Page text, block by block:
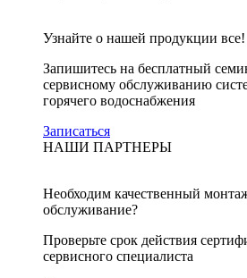
Узнайте о нашей продукции все!
Запишитесь на бесплатный
сервисному обслуживанию
горячего водоснабжения
Записаться
НАШИ ПАРТНЕРЫ
Необходим качественный
обслуживание?
Проверьте срок действия
сервисного специалиста